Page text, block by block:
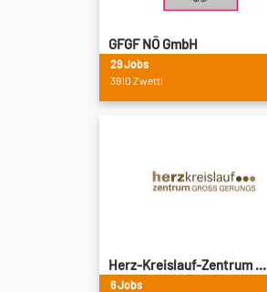
GFGF NÖ GmbH
29 Jobs
3910 Zwettl
Herz-Kreislauf-Zentrum ...
6 Jobs